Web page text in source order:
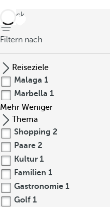
zurück
Filtern nach
Reiseziele
Malaga 1
Marbella 1
Mehr Weniger
Thema
Shopping 2
Paare 2
Kultur 1
Familien 1
Gastronomie 1
Golf 1